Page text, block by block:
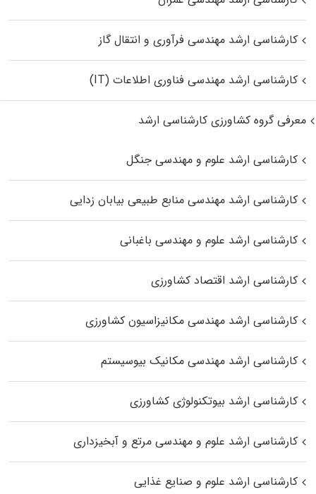
کارشناسی ارشد مهندسی فرآوری و انتقال گاز
کارشناسی ارشد مهندسی فناوری اطلاعات (IT)
معرفی گروه کشاورزی کارشناسی ارشد
کارشناسی ارشد علوم و مهندسی جنگل
کارشناسی ارشد مهندسی منابع طبیعی بیابان زدایی
کارشناسی ارشد علوم و مهندسی باغبانی
کارشناسی ارشد اقتصاد کشاورزی
کارشناسی ارشد مهندسی مکانیزاسیون کشاورزی
کارشناسی ارشد مهندسی مکانیک بیوسیستم
کارشناسی ارشد بیوتکنولوژی کشاورزی
کارشناسی ارشد علوم و مهندسی مرتع و آبخیزداری
کارشناسی ارشد علوم و صنایع غذایی